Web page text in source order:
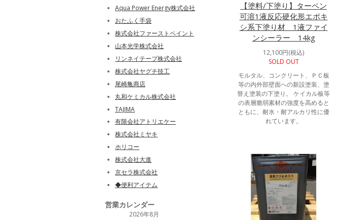
【塗料/下塗り】ターペン
可溶1液反応硬化形エポキ
シ系下塗り材 1液ファイ
ンシーラー 14kg
12,100円(税込)
SOLD OUT
モルタル、コンクリート、ＰＣ板
等の内外部壁面への新設塗装、塗
替え塗装の下塗り。 ケイカル板等
の表層脆弱素材の強度を高めると
ともに、耐水・耐アルカリ性に優
れています。
Aqua Power Energy株式会社
おたふく手袋
株式会社ファーストペイント
山本光学株式会社
リンネイテープ株式会社
株式会社ヤグチ技工
尾崎亀商店
丸和ケミカル株式会社
TAJIMA
有限会社アトリエケー
株式会社ミヤキ
ホリコー
株式会社大進
京セラ株式会社
◆便利アイテム
営業カレンダー
2026年8月